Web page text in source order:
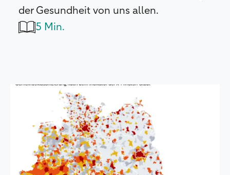
der Gesundheit von uns allen.
5 Min.